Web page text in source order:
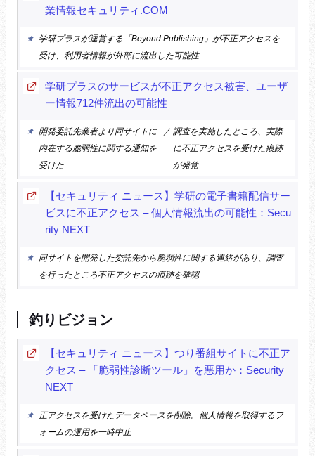
業情報セキュリティ.COM
学研プラスが運営する「Beyond Publishing」が不正アクセスを
受け、利用者情報が外部に流出した可能性
学研プラスのサービスが不正アクセス被害、ユーザ
ー情報712件流出の可能性
開発委託先業者より同サイトに
内在する脆弱性に関する通知を
受けた
／ 調査を実施したところ、実際
に不正アクセスを受けた痕跡
が発覚
【セキュリティ ニュース】学研の電子書籍配信サー
ビスに不正アクセス – 個人情報流出の可能性：Secu
rity NEXT
同サイトを開発した委託先から脆弱性に関する連絡があり、調査
を行ったところ不正アクセスの痕跡を確認
釣りビジョン
【セキュリティ ニュース】つり番組サイトに不正ア
クセス – 「脆弱性診断ツール」を悪用か：Security
NEXT
正アクセスを受けたデータベースを削除。個人情報を取得するフ
ォームの運用を一時中止